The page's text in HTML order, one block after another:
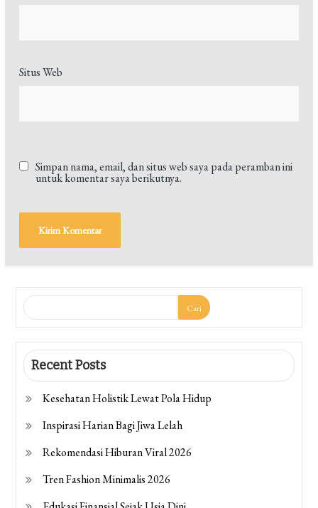
Situs Web
Simpan nama, email, dan situs web saya pada peramban ini
untuk komentar saya berikutnya.
Cari
Recent Posts
Kesehatan Holistik Lewat Pola Hidup
Inspirasi Harian Bagi Jiwa Lelah
Rekomendasi Hiburan Viral 2026
Tren Fashion Minimalis 2026